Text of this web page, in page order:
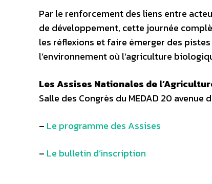
Par le renforcement des liens entre
de développement, cette journée
les réflexions et faire émerger des
l’environnement où l’agriculture
Les Assises Nationales de
Salle des Congrès du MEDAD 20 avenue
– Le programme des Assises
– Le bulletin d’inscription